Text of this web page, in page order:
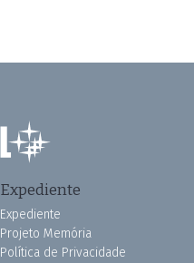
Expediente
Expediente
Projeto Memória
Política de Privacidade